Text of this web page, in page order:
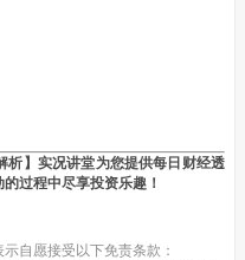
析】实况讲堂为您提供每日财经透
过程中尽享投资乐趣！
自愿接受以下免责条款：